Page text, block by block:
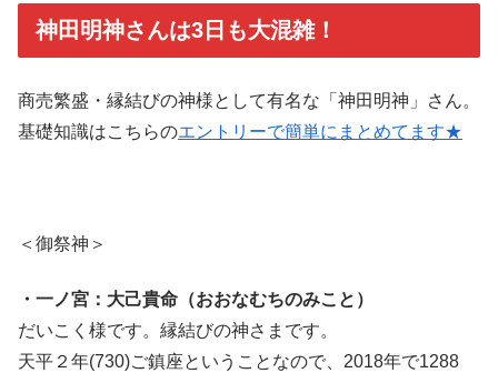
神田明神さんは3日も大混雑！
商売繁盛・縁結びの神様として有名な「神田明神」さん。
基礎知識はこちらのエントリーで簡単にまとめてます★
＜御祭神＞
・一ノ宮：大己貴命（おおなむちのみこと）
だいこく様です。縁結びの神さまです。
天平２年(730)ご鎮座ということなので、2018年で1288